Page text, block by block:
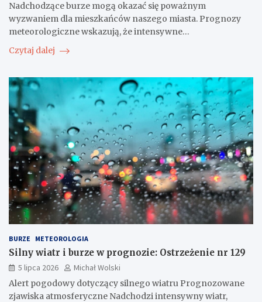
Nadchodzące burze mogą okazać się poważnym
wyzwaniem dla mieszkańców naszego miasta. Prognozy
meteorologiczne wskazują, że intensywne…
Czytaj dalej
BURZE METEOROLOGIA
Silny wiatr i burze w prognozie: Ostrzeżenie nr 129
5 lipca 2026
Michał Wolski
Alert pogodowy dotyczący silnego wiatru Prognozowane
zjawiska atmosferyczne Nadchodzi intensywny wiatr,